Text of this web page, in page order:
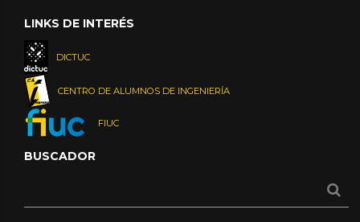
LINKS DE INTERÉS
DICTUC
CENTRO DE ALUMNOS DE INGENIERÍA
FIUC
BUSCADOR